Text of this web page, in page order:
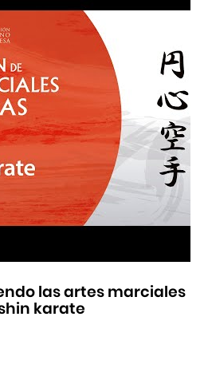
las artes marciales
karate